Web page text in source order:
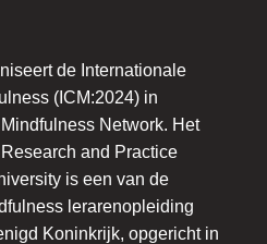
de Internationale
(ICM:2024) in
Network. Het
and Practice
is een van de
lerarenopleiding
Koninkrijk, opgericht in